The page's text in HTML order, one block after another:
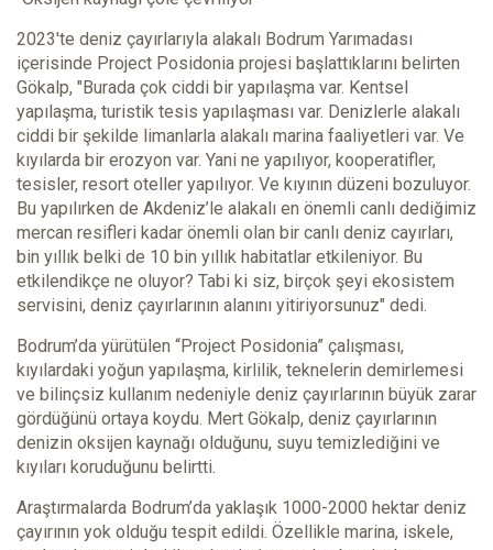
2023'te deniz çayırlarıyla alakalı Bodrum Yarımadası
içerisinde Project Posidonia projesi başlattıklarını belirten
Gökalp, "Burada çok ciddi bir yapılaşma var. Kentsel
yapılaşma, turistik tesis yapılaşması var. Denizlerle alakalı
ciddi bir şekilde limanlarla alakalı marina faaliyetleri var. Ve
kıyılarda bir erozyon var. Yani ne yapılıyor, kooperatifler,
tesisler, resort oteller yapılıyor. Ve kıyının düzeni bozuluyor.
Bu yapılırken de Akdeniz’le alakalı en önemli canlı dediğimiz
mercan resifleri kadar önemli olan bir canlı deniz cayırları,
bin yıllık belki de 10 bin yıllık habitatlar etkileniyor. Bu
etkilendikçe ne oluyor? Tabi ki siz, birçok şeyi ekosistem
servisini, deniz çayırlarının alanını yitiriyorsunuz" dedi.
Bodrum’da yürütülen “Project Posidonia” çalışması,
kıyılardaki yoğun yapılaşma, kirlilik, teknelerin demirlemesi
ve bilinçsiz kullanım nedeniyle deniz çayırlarının büyük zarar
gördüğünü ortaya koydu. Mert Gökalp, deniz çayırlarının
denizin oksijen kaynağı olduğunu, suyu temizlediğini ve
kıyıları koruduğunu belirtti.
Araştırmalarda Bodrum’da yaklaşık 1000-2000 hektar deniz
çayırının yok olduğu tespit edildi. Özellikle marina, iskele,